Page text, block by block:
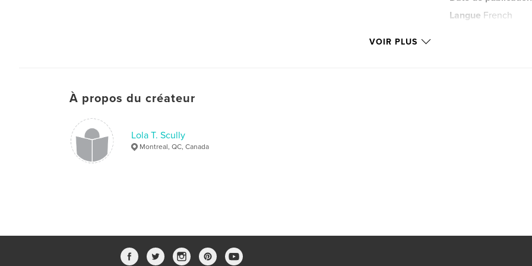
Langue French
VOIR PLUS
À propos du créateur
Lola T. Scully
Montreal, QC, Canada